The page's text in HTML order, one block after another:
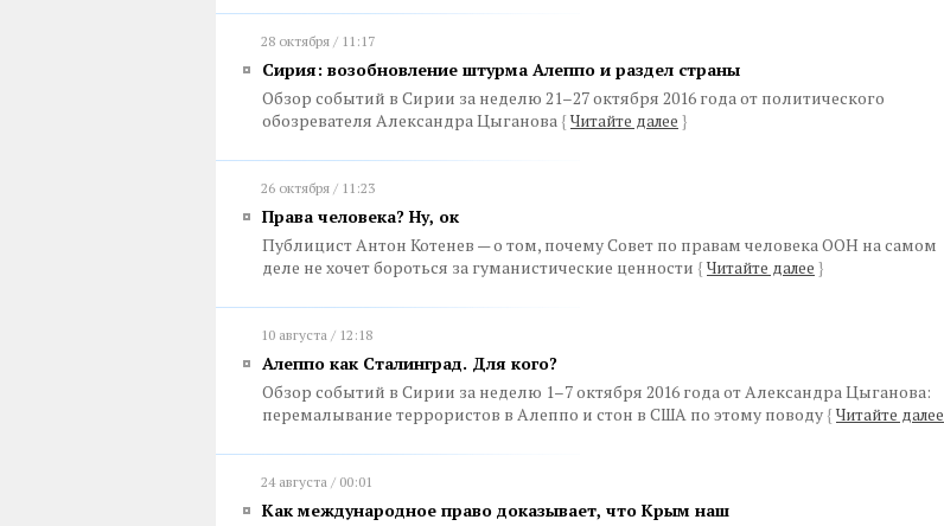
28 октября / 11:17
Сирия: возобновление штурма Алеппо и раздел страны
Обзор событий в Сирии за неделю 21–27 октября 2016 года от политического
обозревателя Александра Цыганова { Читайте далее }
26 октября / 11:23
Права человека? Ну, ок
Публицист Антон Котенев — о том, почему Совет по правам человека ООН на самом
деле не хочет бороться за гуманистические ценности { Читайте далее }
10 августа / 12:18
Алеппо как Сталинград. Для кого?
Обзор событий в Сирии за неделю 1–7 октября 2016 года от Александра Цыганова:
перемалывание террористов в Алеппо и стон в США по этому поводу { Читайте далее
24 августа / 00:01
Как международное право доказывает, что Крым наш